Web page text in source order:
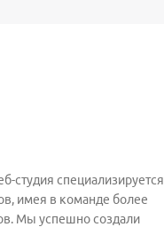
студия специализируется
имея в команде более
Мы успешно создали